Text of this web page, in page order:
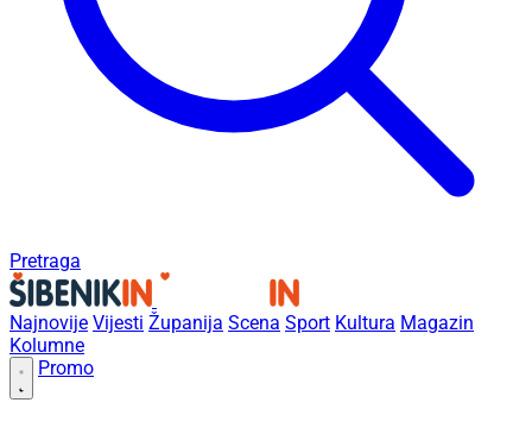
Pretraga
Najnovije Vijesti Županija Scena Sport Kultura Magazin
Kolumne
Promo